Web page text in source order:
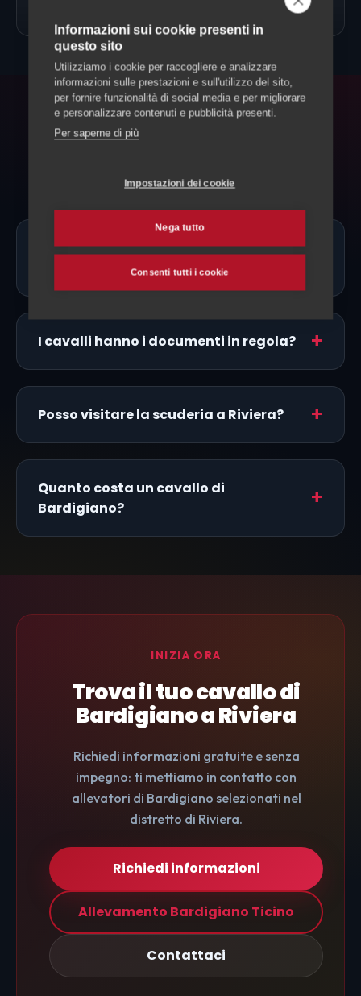
FAQ
Ci sono allevatori di Bardigiano proprio
I cavalli hanno i documenti in regola?
Posso visitare la scuderia a Riviera?
Quanto costa un cavallo di
Bardigiano?
INIZIA ORA
Trova il tuo cavallo di
Bardigiano a Riviera
Richiedi informazioni gratuite e senza
impegno: ti mettiamo in contatto con
allevatori di Bardigiano selezionati nel
distretto di Riviera.
Richiedi informazioni
Allevamento Bardigiano Ticino
Contattaci
Informazioni sui cookie presenti in
questo sito
Utilizziamo i cookie per raccogliere e analizzare
informazioni sulle prestazioni e sull'utilizzo del sito,
per fornire funzionalità di social media e per migliorare
e personalizzare contenuti e pubblicità presenti.
Per saperne di più
Impostazioni dei cookie
Nega tutto
Consenti tutti i cookie